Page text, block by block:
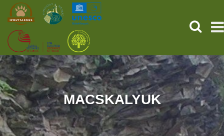
HOME
THE PREHISTORIC POMPEII
SERVICES
SEARCH
MACSKALYUK